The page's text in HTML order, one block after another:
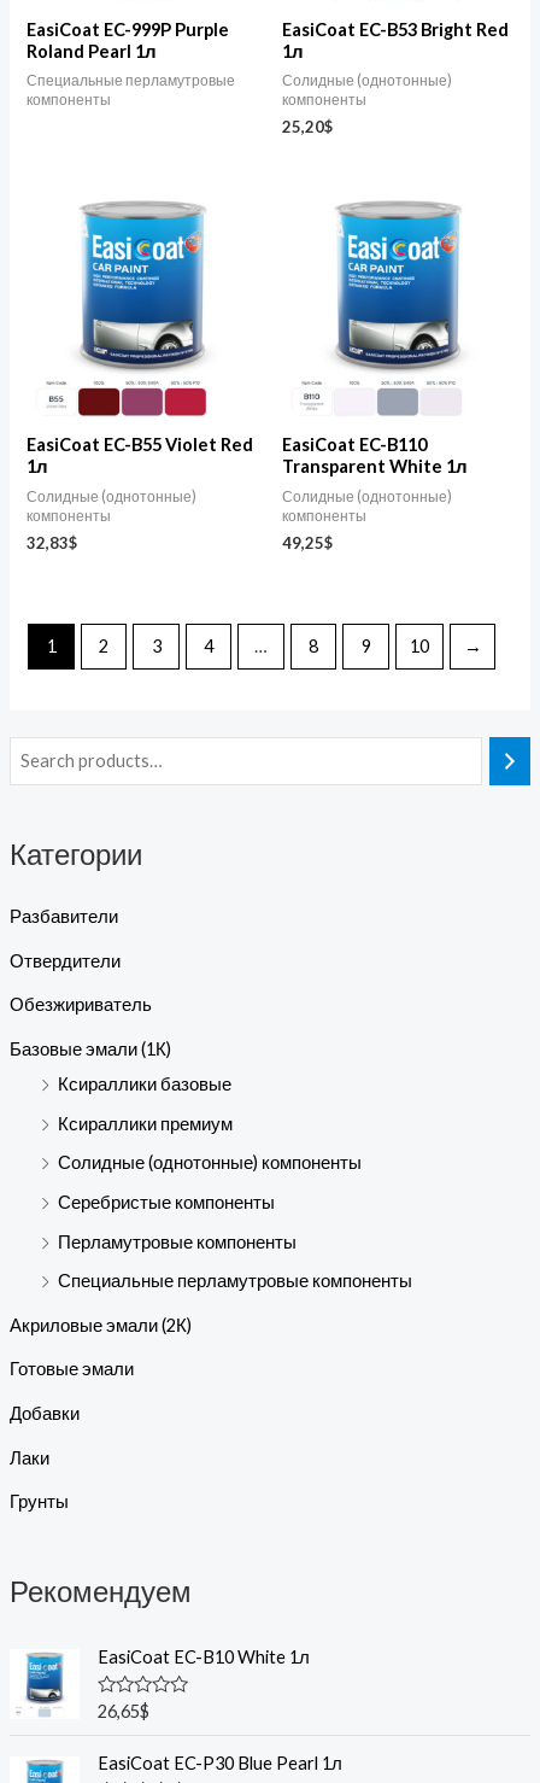
Категории
Разбавители
Отвердители
Обезжириватель
Базовые эмали (1К)
Ксираллики базовые
Ксираллики премиум
Солидные (однотонные) компоненты
Серебристые компоненты
Перламутровые компоненты
Специальные перламутровые компоненты
Акриловые эмали (2К)
Готовые эмали
Добавки
Лаки
Грунты
Рекомендуем
EasiCoat EC-B10 White 1л
R
e
26,65$
EasiCoat EC-P30 Blue Pearl 1л
EasiCoat EC-999P Purple
Roland Pearl 1л
Специальные перламутровые
компоненты
EasiCoat EC-B53 Bright Red
1л
Солидные (однотонные)
компоненты
25,20$
EasiCoat EC-B55 Violet Red
1л
Солидные (однотонные)
компоненты
32,83$
EasiCoat EC-B110
Transparent White 1л
Солидные (однотонные)
компоненты
49,25$
1 2 3 4 … 8 9 10 →